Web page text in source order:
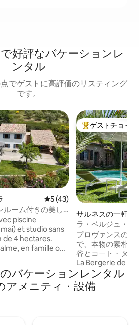
好評なバケーションレ
ンタル
でゲストに高評価のリスティング
です。
スです。
レビュー43件、5つ星中5つ
5 (43)
ルーム付きの美し
piscine
et studio sans
en famille ou
(classé parmi
de France) . Vous
terrasse
大好評のゲスト
ゲストチョイス
サルネスの一軒家
ラ・ベルジュ・ド
ゴラ・サレルヌ
プロヴァンスのオ
で、本物の素朴な
谷とコート・ダジ
La Bergerie de la
広さの、丁寧に改
お客様をお迎えし
オープンキッチン
バケーションレンタル
アメニティ・設備